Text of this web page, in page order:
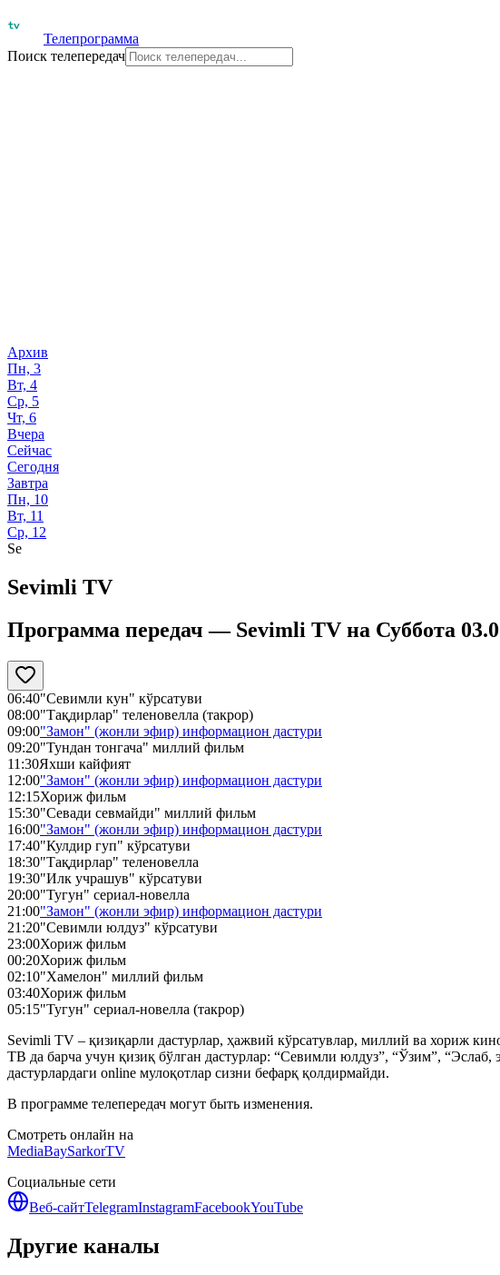
Телепрограмма
Поиск телепередач
Архив
Пн, 3
Вт, 4
Ср, 5
Чт, 6
Вчера
Сейчас
Сегодня
Завтра
Пн, 10
Вт, 11
Ср, 12
Se
Sevimli TV
Программа передач — Sevimli TV на Суббота
06:40"Севимли кун" кўрсатуви
08:00"Тақдирлар" теленовелла (такрор)
09:00"Замон" (жонли эфир) информацион дастури
09:20"Тундан тонгача" миллий фильм
11:30Яхши кайфият
12:00"Замон" (жонли эфир) информацион дастури
12:15Хориж фильм
15:30"Севади севмайди" миллий фильм
16:00"Замон" (жонли эфир) информацион дастури
17:40"Кулдир гуп" кўрсатуви
18:30"Тақдирлар" теленовелла
19:30"Илк учрашув" кўрсатуви
20:00"Тугун" сериал-новелла
21:00"Замон" (жонли эфир) информацион дастури
21:20"Севимли юлдуз" кўрсатуви
23:00Хориж фильм
00:20Хориж фильм
02:10"Хамелон" миллий фильм
03:40Хориж фильм
05:15"Тугун" сериал-новелла (такрор)
Sevimli TV – қизиқарли дастурлар, ҳажвий кўрсатувлар, миллий ва хориж
ТВ да барча учун қизиқ бўлган дастурлар: “Севимли юлдуз”, “Ўзим”,
дастурлардаги online мулоқотлар сизни бефарқ қолдирмайди.
В программе телепередач могут быть изменения.
Смотреть онлайн на
MediaBaySarkorTV
Социальные сети
Веб-сайтTelegramInstagramFacebookYouTube
Другие каналы